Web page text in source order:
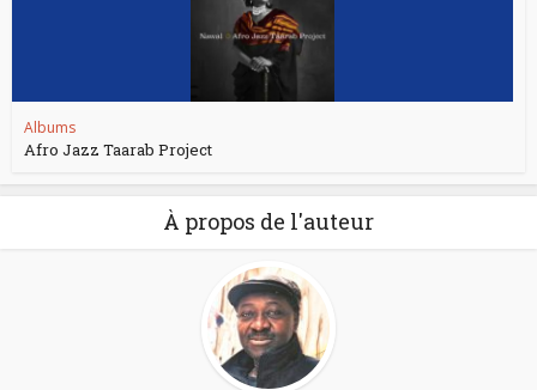
Albums
Afro Jazz Taarab Project
À propos de l'auteur